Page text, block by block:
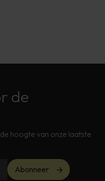
de
hoogte van onze laatste
Abonneer